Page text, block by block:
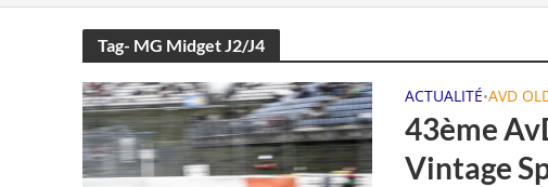
Tag- MG Midget J2/J4
ACTUALITÉ•AVD
43ème
Vintage